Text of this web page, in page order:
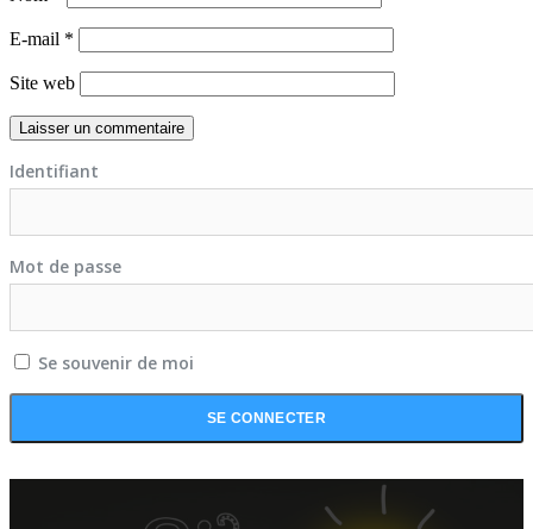
E-mail *
Site web
Identifiant
Mot de passe
Se souvenir de moi